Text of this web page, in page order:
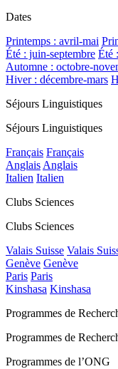
Dates
Printemps : avril-mai
Été : juin-septembre Été
Automne : octobre-
Hiver : décembre-mars
Séjours Linguistiques
Séjours Linguistiques
Français Français
AnglaisAnglais
Italien Italien
Clubs Sciences
Clubs Sciences
Valais Suisse Valais
Genève Genève
Paris Paris
Kinshasa Kinshasa
Programmes de
Programmes de
Programmes de l’ONG